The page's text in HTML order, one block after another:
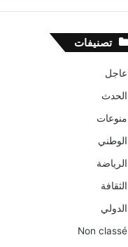
تصنيفات
عاجل
الحدث
منوعات
الوطني
الرياضة
الثقافة
الدولي
Non classé